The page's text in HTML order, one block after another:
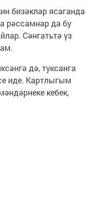
бизәкләр ясаганда
рәссамнар да бу
Сәнгатьтә үз
дә, туксанга
иде. Картлыгым
кебек,